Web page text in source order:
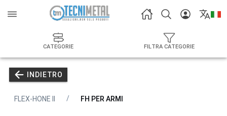
CATEGORIE FILTRA CATEGORIE
INDIETRO
FLEX-HONE II FH PER ARMI